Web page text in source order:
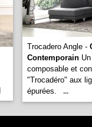
Trocadero Angle -
Contemporain
composable et
"Trocadéro" aux
épurées.
...